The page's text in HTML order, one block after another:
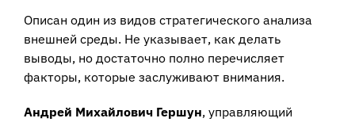
Описан один из видов стратегического анализа
внешней среды. Не указывает, как делать
выводы, но достаточно полно перечисляет
факторы, которые заслуживают внимания.
Андрей Михайлович Гершун, управляющий